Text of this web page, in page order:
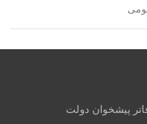
پیشخوان دولت